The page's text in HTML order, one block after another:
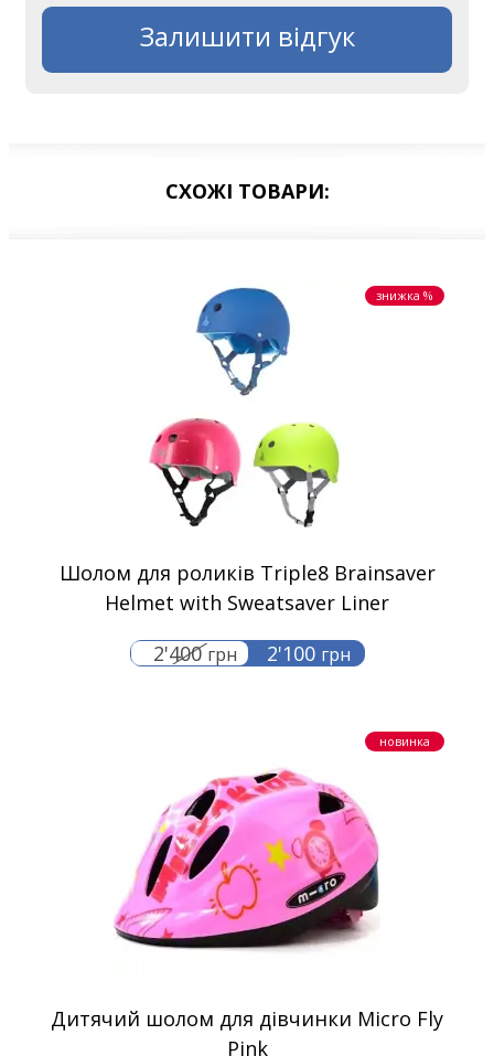
Залишити відгук
СХОЖІ ТОВАРИ:
знижка %
Шолом для роликів Triple8 Brainsaver
Helmet with Sweatsaver Liner
2'400грн 2'100 грн
новинка
Дитячий шолом для дівчинки Micro Fly
Pink